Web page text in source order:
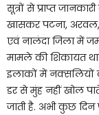
सूत्रों से प्राप्त
खासकर पटना, अरवल,
एवं नालंदा जिला में
मामले की शिकायत
इलाकों में नक्सलियों
डर से मुंह नहीं खोल
जाती है. अभी कुछ दिन